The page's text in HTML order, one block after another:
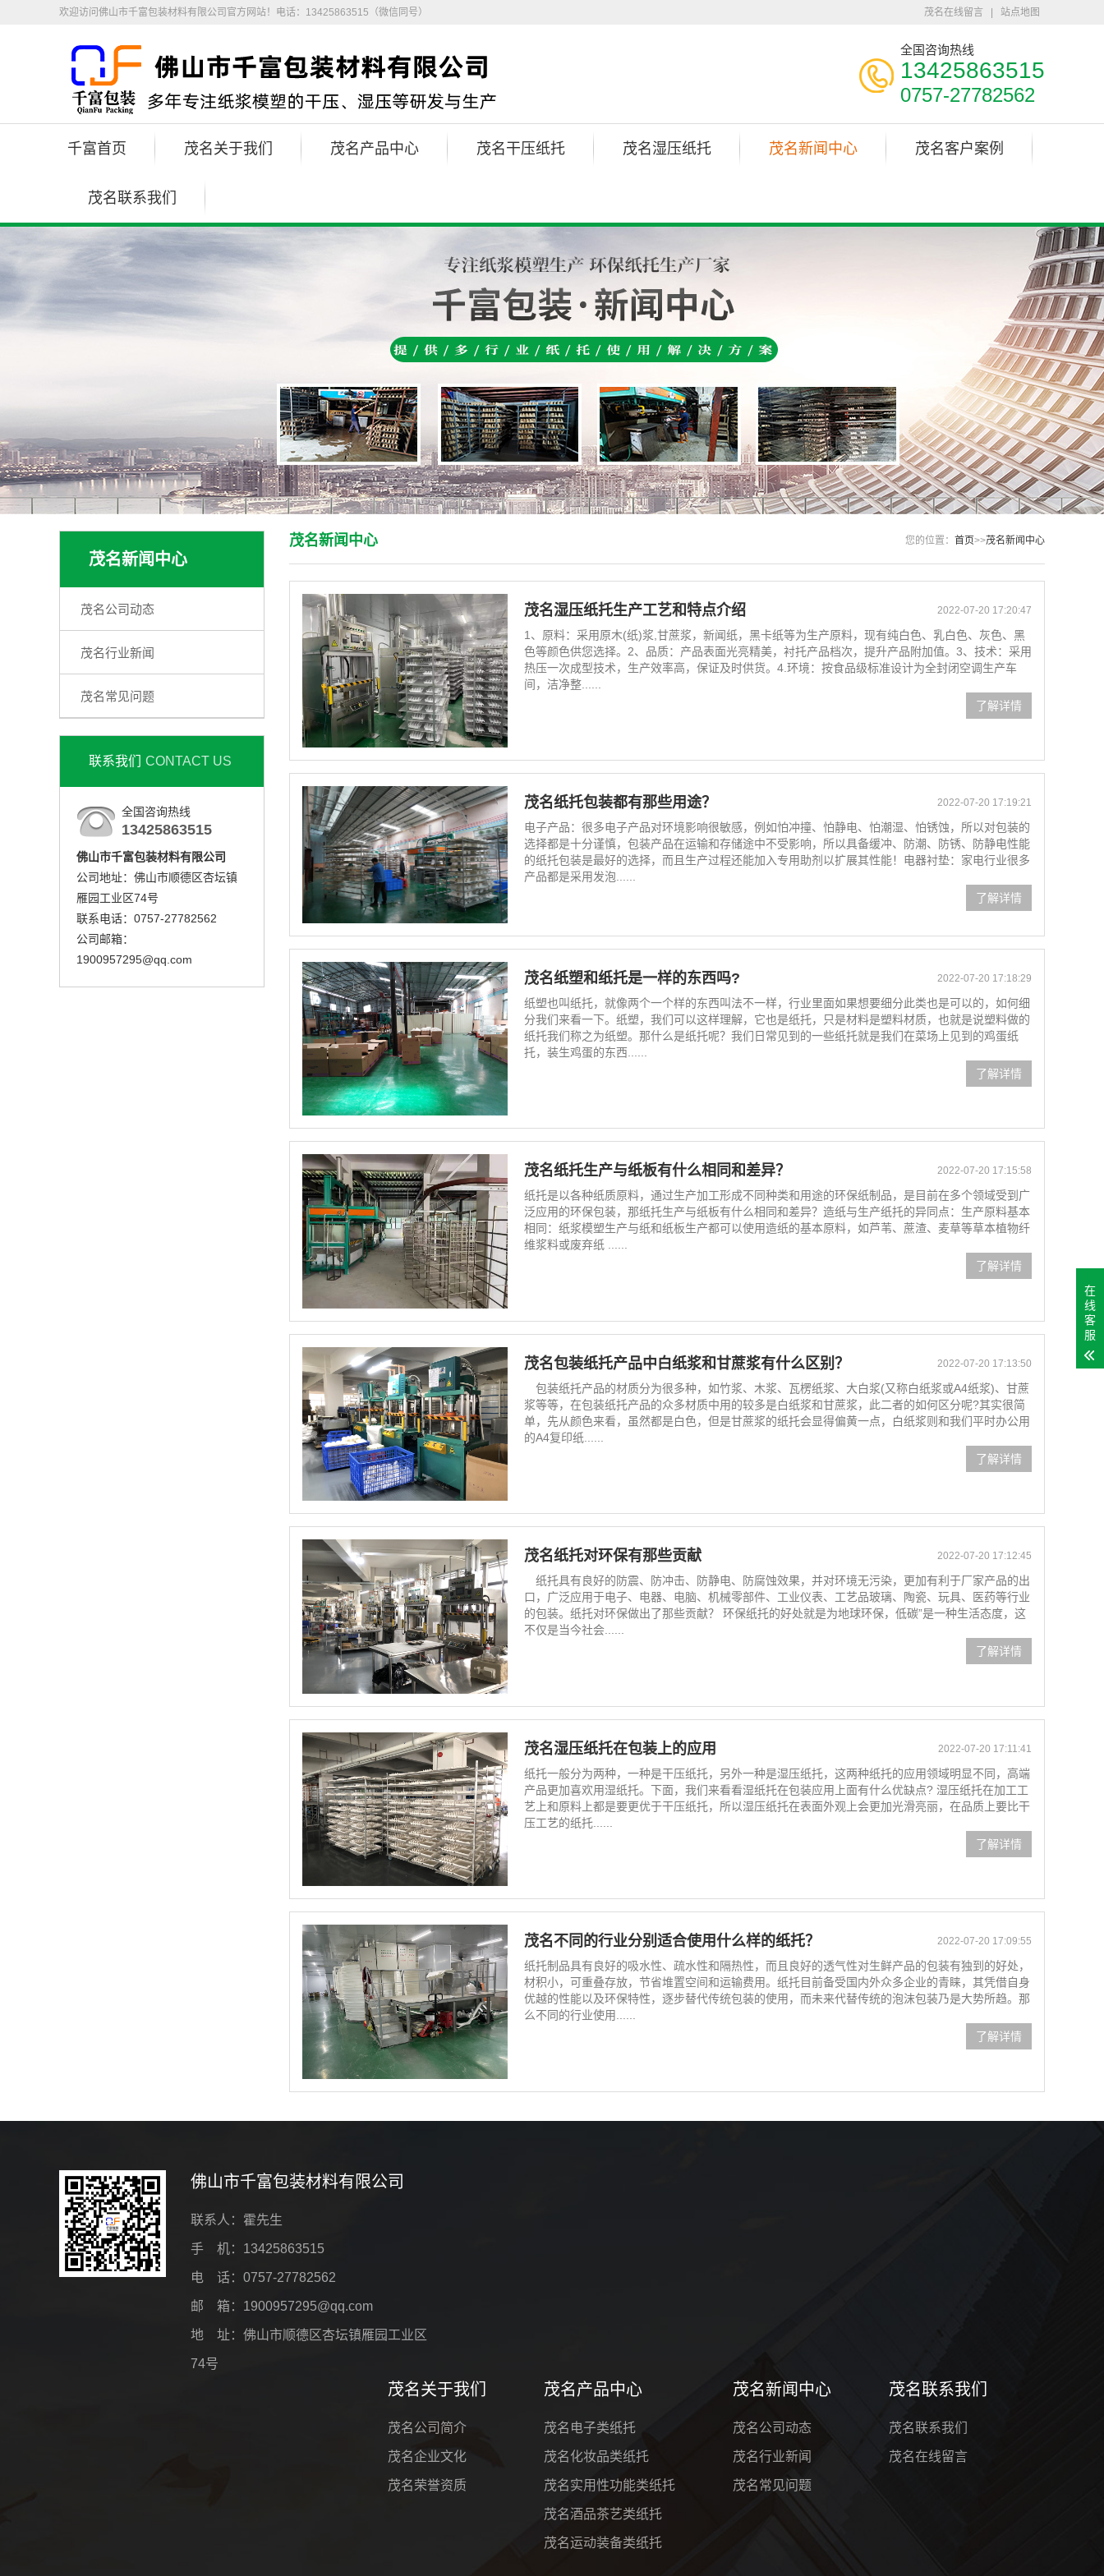
茂名在线留言 站点地图
欢迎访问佛山市千富包装材料有限公司官方网站！电话：13425863515（微信同号）
全国咨询热线
13425863515
0757-27782562
千富首页 茂名关于我们 茂名产品中心 茂名干压纸托 茂名湿压纸托 茂名新闻中心 茂名客户案例
茂名联系我们
茂名新闻中心
茂名公司动态
茂名行业新闻
茂名常见问题
联系我们 CONTACT US
全国咨询热线
13425863515
佛山市千富包装材料有限公司
公司地址：佛山市顺德区杏坛镇
雁园工业区74号
联系电话：0757-27782562
公司邮箱：
1900957295@qq.com
您的位置： 首页>>茂名新闻中心
茂名新闻中心
2022-07-20 17:20:47
茂名湿压纸托生产工艺和特点介绍
1、原料：采用原木(纸)浆,甘蔗浆，新闻纸，黑卡纸等为生产原料，现有纯白色、乳白色、灰色、黑
色等颜色供您选择。2、品质：产品表面光亮精美，衬托产品档次，提升产品附加值。3、技术：采用
热压一次成型技术，生产效率高，保证及时供货。4.环境：按食品级标准设计为全封闭空调生产车
间，洁净整......
了解详情
2022-07-20 17:19:21
茂名纸托包装都有那些用途？
电子产品：很多电子产品对环境影响很敏感，例如怕冲撞、怕静电、怕潮湿、怕锈蚀，所以对包装的
选择都是十分谨慎，包装产品在运输和存储途中不受影响，所以具备缓冲、防潮、防锈、防静电性能
的纸托包装是最好的选择，而且生产过程还能加入专用助剂以扩展其性能！电器衬垫：家电行业很多
产品都是采用发泡......
了解详情
2022-07-20 17:18:29
茂名纸塑和纸托是一样的东西吗?
纸塑也叫纸托，就像两个一个样的东西叫法不一样，行业里面如果想要细分此类也是可以的，如何细
分我们来看一下。纸塑，我们可以这样理解，它也是纸托，只是材料是塑料材质，也就是说塑料做的
纸托我们称之为纸塑。那什么是纸托呢？我们日常见到的一些纸托就是我们在菜场上见到的鸡蛋纸
托，装生鸡蛋的东西......
了解详情
2022-07-20 17:15:58
茂名纸托生产与纸板有什么相同和差异？
纸托是以各种纸质原料，通过生产加工形成不同种类和用途的环保纸制品，是目前在多个领域受到广
泛应用的环保包装，那纸托生产与纸板有什么相同和差异？造纸与生产纸托的异同点：生产原料基本
相同：纸浆模塑生产与纸和纸板生产都可以使用造纸的基本原料，如芦苇、蔗渣、麦草等草本植物纤
维浆料或废弃纸 ......
了解详情
2022-07-20 17:13:50
茂名包装纸托产品中白纸浆和甘蔗浆有什么区别？
包装纸托产品的材质分为很多种，如竹浆、木浆、瓦楞纸浆、大白浆(又称白纸浆或A4纸浆)、甘蔗
浆等等，在包装纸托产品的众多材质中用的较多是白纸浆和甘蔗浆，此二者的如何区分呢?其实很简
单，先从颜色来看，虽然都是白色，但是甘蔗浆的纸托会显得偏黄一点，白纸浆则和我们平时办公用
的A4复印纸......
了解详情
2022-07-20 17:12:45
茂名纸托对环保有那些贡献
纸托具有良好的防震、防冲击、防静电、防腐蚀效果，并对环境无污染，更加有利于厂家产品的出
口，广泛应用于电子、电器、电脑、机械零部件、工业仪表、工艺品玻璃、陶瓷、玩具、医药等行业
的包装。纸托对环保做出了那些贡献？ 环保纸托的好处就是为地球环保，低碳”是一种生活态度，这
不仅是当今社会......
了解详情
2022-07-20 17:11:41
茂名湿压纸托在包装上的应用
纸托一般分为两种，一种是干压纸托，另外一种是湿压纸托，这两种纸托的应用领域明显不同，高端
产品更加喜欢用湿纸托。下面，我们来看看湿纸托在包装应用上面有什么优缺点? 湿压纸托在加工工
艺上和原料上都是要更优于干压纸托，所以湿压纸托在表面外观上会更加光滑亮丽，在品质上要比干
压工艺的纸托......
了解详情
2022-07-20 17:09:55
茂名不同的行业分别适合使用什么样的纸托？
纸托制品具有良好的吸水性、疏水性和隔热性，而且良好的透气性对生鲜产品的包装有独到的好处，
材积小，可重叠存放，节省堆置空间和运输费用。纸托目前备受国内外众多企业的青睐，其凭借自身
优越的性能以及环保特性，逐步替代传统包装的使用，而未来代替传统的泡沫包装乃是大势所趋。那
么不同的行业使用......
了解详情
佛山市千富包装材料有限公司
联系人：霍先生
手 机：13425863515
电 话：0757-27782562
邮 箱：1900957295@qq.com
地 址：佛山市顺德区杏坛镇雁园工业区
74号
茂名关于我们
茂名公司简介
茂名企业文化
茂名荣誉资质
茂名产品中心
茂名电子类纸托
茂名化妆品类纸托
茂名实用性功能类纸托
茂名酒品茶艺类纸托
茂名运动装备类纸托
茂名新闻中心
茂名公司动态
茂名行业新闻
茂名常见问题
茂名联系我们
茂名联系我们
茂名在线留言
在
线
客
服